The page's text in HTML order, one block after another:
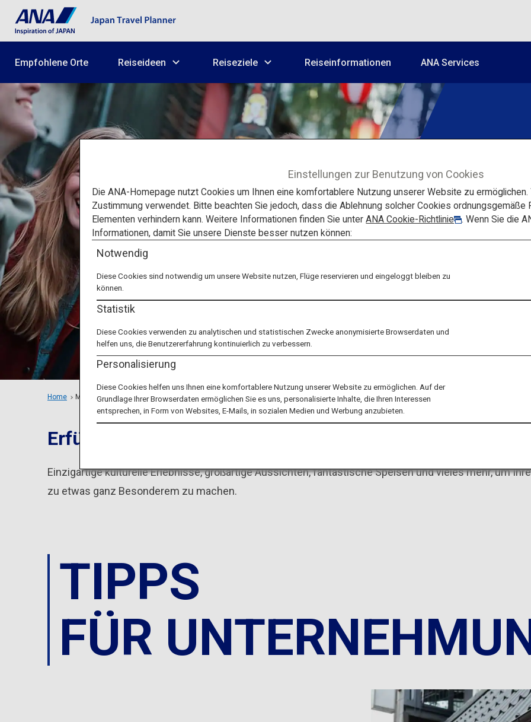
Empfohlene Orte Reiseideen Reiseziele Reiseinformationen ANA Services
Home Maßgeschneiderte Ausflüge Groups
Erfüllen Sie Ihre Träume von einer Reise nach Japan
Einzigartige kulturelle Erlebnisse, großartige Aussichten, fantastische Speisen und vieles mehr, um
zu etwas ganz Besonderem zu machen.
TIPPS
FÜR
Einstellungen zur Benutzung von Cookies
Die ANA-Homepage nutzt Cookies um Ihnen eine komfortablere Nutzung unserer Website zu
Zustimmung verwendet. Bitte beachten Sie jedoch, dass die Ablehnung solcher Cookies ordnungsgemäße
Elementen verhindern kann. Weitere Informationen finden Sie unterANA Cookie-Richtlinie
. Wenn Sie die
Informationen, damit Sie unsere Dienste besser nutzen können:
Notwendig
Diese Cookies sind notwendig um unsere Website nutzen, Flüge reservieren und eingeloggt bleiben zu
können.
Statistik
Diese Cookies verwenden zu analytischen und statistischen Zwecke anonymisierte Browserdaten und
helfen uns, die Benutzererfahrung kontinuierlich zu verbessern.
Personalisierung
Diese Cookies helfen uns Ihnen eine komfortablere Nutzung unserer Website zu ermöglichen. Auf der
Grundlage Ihrer Browserdaten ermöglichen Sie es uns, personalisierte Inhalte, die Ihren Interessen
entsprechen, in Form von Websites, E-Mails, in sozialen Medien und Werbung anzubieten.